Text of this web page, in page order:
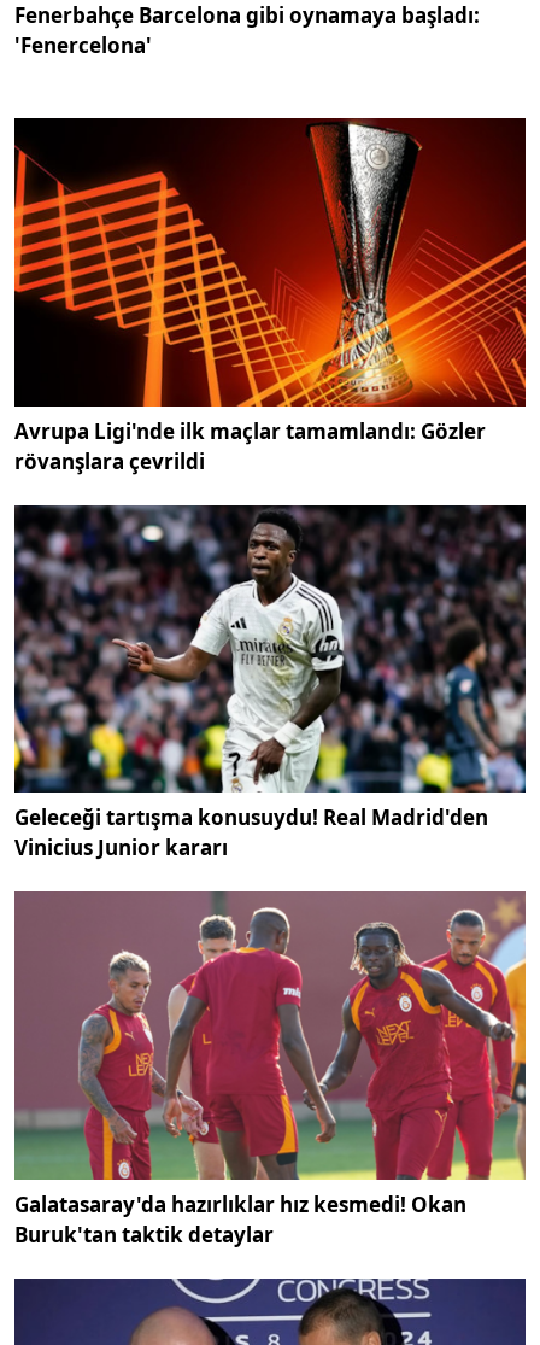
Fenerbahçe Barcelona gibi oynamaya başladı:
'Fenercelona'
Avrupa Ligi'nde ilk maçlar tamamlandı: Gözler
rövanşlara çevrildi
Geleceği tartışma konusuydu! Real Madrid'den
Vinicius Junior kararı
Galatasaray'da hazırlıklar hız kesmedi! Okan
Buruk'tan taktik detaylar